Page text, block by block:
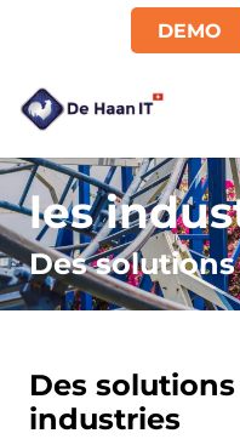
DEMO
les
Des
Des
industries